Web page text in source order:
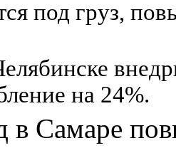
под груз,
на 24%.
в Самаре